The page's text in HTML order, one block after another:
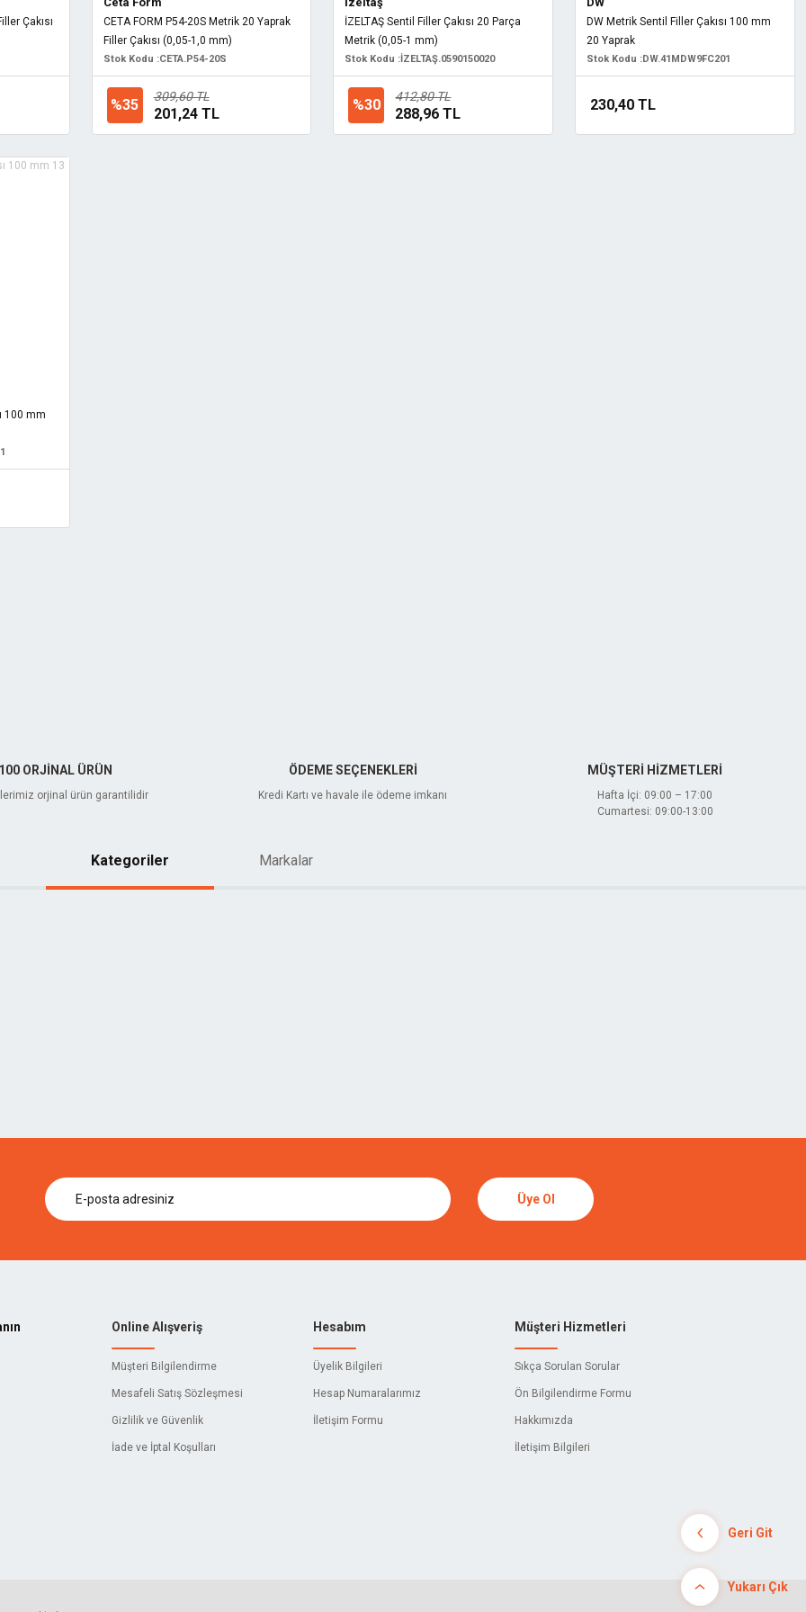
Çakısı
CETA FORM P54-20S Metrik 20 Yaprak
Filler Çakısı (0,05-1,0 mm)
Stok Kodu :CETA.P54-20S
%35 309,60 TL
201,24 TL
İZELTAŞ Sentil Filler Çakısı 20 Parça
Metrik (0,05-1 mm)
Stok Kodu :İZELTAŞ.0590150020
%30 412,80 TL
288,96 TL
DW Metrik Sentil Filler Çakısı 100 mm
20 Yaprak
Stok Kodu :DW.41MDW9FC201
230,40 TL
100 mm
ORJİNAL ÜRÜN
orjinal ürün garantilidir
ÖDEME SEÇENEKLERİ
Kredi Kartı ve havale ile ödeme imkanı
MÜŞTERİ HİZMETLERİ
Hafta İçi: 09:00 – 17:00
Cumartesi: 09:00-13:00
Kategoriler Markalar
Üye Ol
Online Alışveriş
Müşteri Bilgilendirme
Mesafeli Satış Sözleşmesi
Gizlilik ve Güvenlik
İade ve İptal Koşulları
Hesabım
Üyelik Bilgileri
Hesap Numaralarımız
İletişim Formu
Müşteri Hizmetleri
Sıkça Sorulan Sorular
Ön Bilgilendirme Formu
Hakkımızda
İletişim Bilgileri
Geri Git
Yukarı Çık